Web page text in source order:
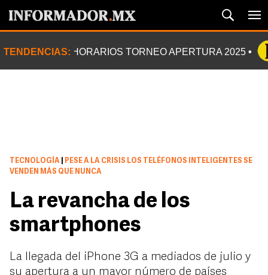
TENDENCIAS: HORARIOS TORNEO APERTURA 2025
TECNOLOGÍA
PESE A LA CRISIS LOS TELÉFONOS INTELIGENTES SE
VENDEN MÁS QUE NUNCA
La revancha de los
smartphones
La llegada del iPhone 3G a mediados de julio y
su apertura a un mayor número de países